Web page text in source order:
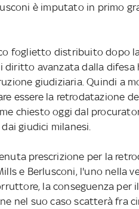
è imputato in primo
foglietto distribuito dopo
diritto avanzata dalla difesa
giudiziaria. Quindi a
essere la retrodatazione
chiesto oggi dal
giudici milanesi.
prescrizione per la
e Berlusconi, l'uno nella
la conseguenza per
nel suo caso scatterà fra